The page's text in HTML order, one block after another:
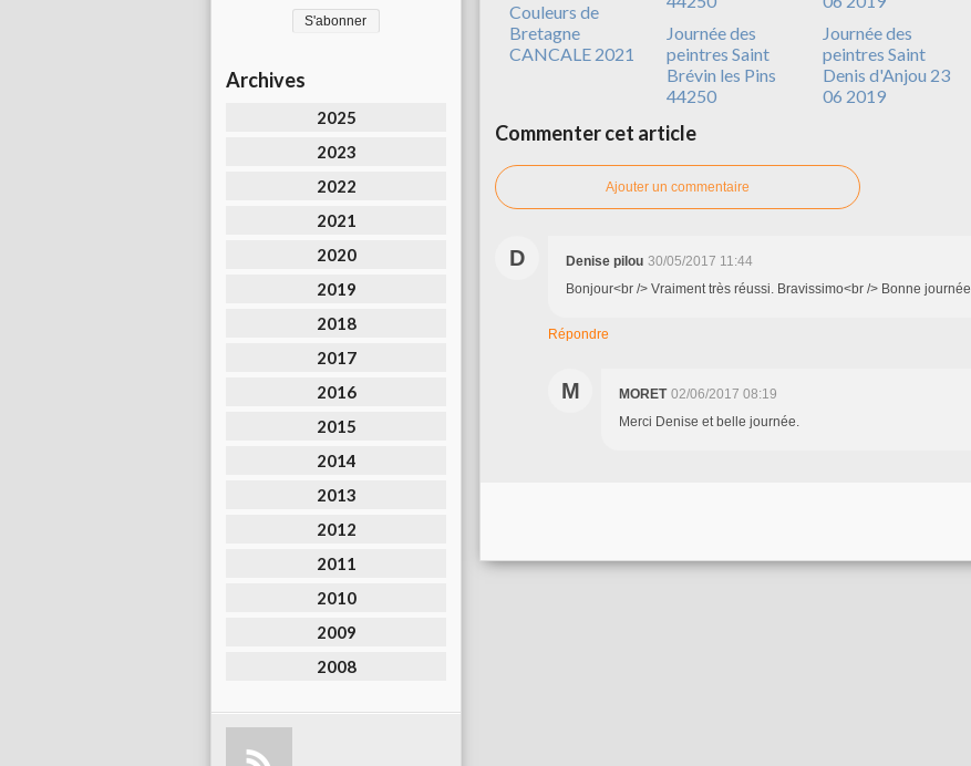
Archives
2025
2023
2022
2021
2020
2019
2018
2017
2016
2015
2014
2013
2012
2011
2010
2009
2008
Couleurs de
Bretagne
CANCALE 2021
Journée des
peintres Saint
Brévin les Pins
44250
Journée des
peintres Saint
Denis d'Anjou 23
06 2019
Commenter cet article
Ajouter un commentaire
D Denise pilou 30/05/2017 11:44
Bonjour<br /> Vraiment très réussi. Bravissimo<br /> Bonne journée
Répondre
M MORET 02/06/2017 08:19
Merci Denise et belle journée.